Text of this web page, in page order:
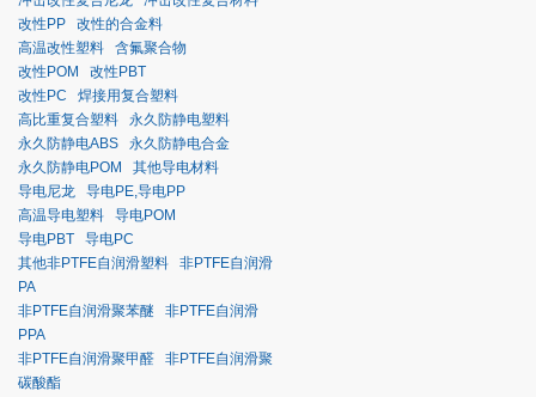
改性PP
改性的合金料
高温改性塑料
含氟聚合物
改性POM
改性PBT
改性PC
焊接用复合塑料
高比重复合塑料
永久防静电塑料
永久防静电ABS
永久防静电合金
永久防静电POM
其他导电材料
导电尼龙
导电PE,导电PP
高温导电塑料
导电POM
导电PBT
导电PC
其他非PTFE自润滑塑料
非PTFE自润滑
PA
非PTFE自润滑聚苯醚
非PTFE自润滑
PPA
非PTFE自润滑聚甲醛
非PTFE自润滑聚
碳酸酯